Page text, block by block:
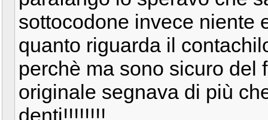
sottocodone invece niente
quanto riguarda il
perchè ma sono sicuro del
originale segnava di più
denti!!!!!!!!